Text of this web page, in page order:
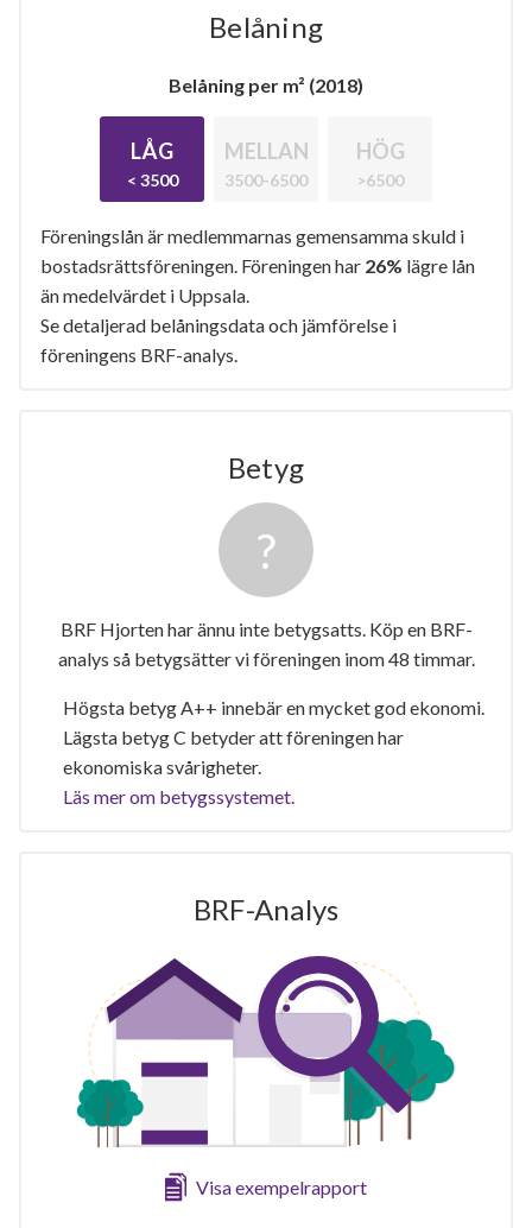
Belåning
Belåning per m² (2018)
LÅG
< 3500
MELLAN
3500-6500
HÖG
>6500
Föreningslån är medlemmarnas gemensamma skuld i
bostadsrättsföreningen. Föreningen har 26% lägre lån
än medelvärdet i Uppsala.
Se detaljerad belåningsdata och jämförelse i
föreningens BRF-analys.
Betyg
BRF Hjorten har ännu inte betygsatts. Köp en BRF-
analys så betygsätter vi föreningen inom 48 timmar.
Högsta betyg A++ innebär en mycket god ekonomi.
Lägsta betyg C betyder att föreningen har
ekonomiska svårigheter.
Läs mer om betygssystemet.
BRF-Analys
Visa exempelrapport